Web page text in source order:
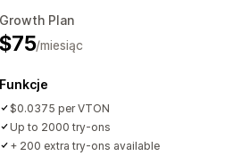
Growth Plan
$75/miesiąc
Funkcje
$0.0375 per VTON
Up to 2000 try-ons
+ 200 extra try-ons available